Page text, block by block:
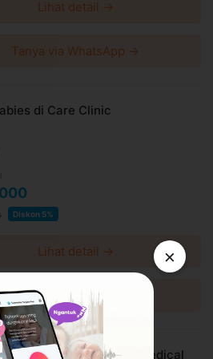
dilakukan?
Medical Center
Jum'at: 07.00 - 22.00 Sabtu: 07.00 -
berlaku selama 60 hari setelah
Lihat detail →
Tanya via WhatsApp →
di Care Clinic
Diskon 5%
Lihat detail →
Tanya via WhatsApp →
(Verorab) di MTM Medical
×